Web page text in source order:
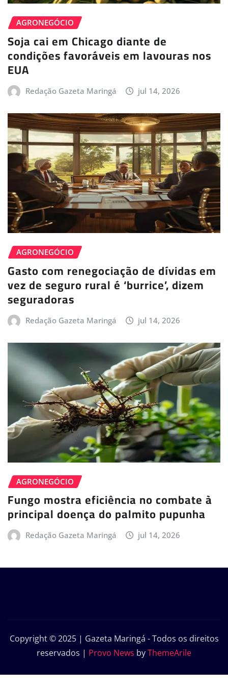
AGRONEGÓCIO
Soja cai em Chicago diante de
condições favoráveis em lavouras nos
EUA
Redação Gazeta Maringá jul 14, 2026
AGRONEGÓCIO
Gasto com renegociação de dívidas em
vez de seguro rural é ‘burrice’, dizem
seguradoras
Redação Gazeta Maringá jul 14, 2026
AGRONEGÓCIO
Fungo mostra eficiência no combate à
principal doença do palmito pupunha
Redação Gazeta Maringá jul 14, 2026
Copyright © 2025 | Gazeta Maringá - Todos os direitos
reservados | Provo News byThemeArile